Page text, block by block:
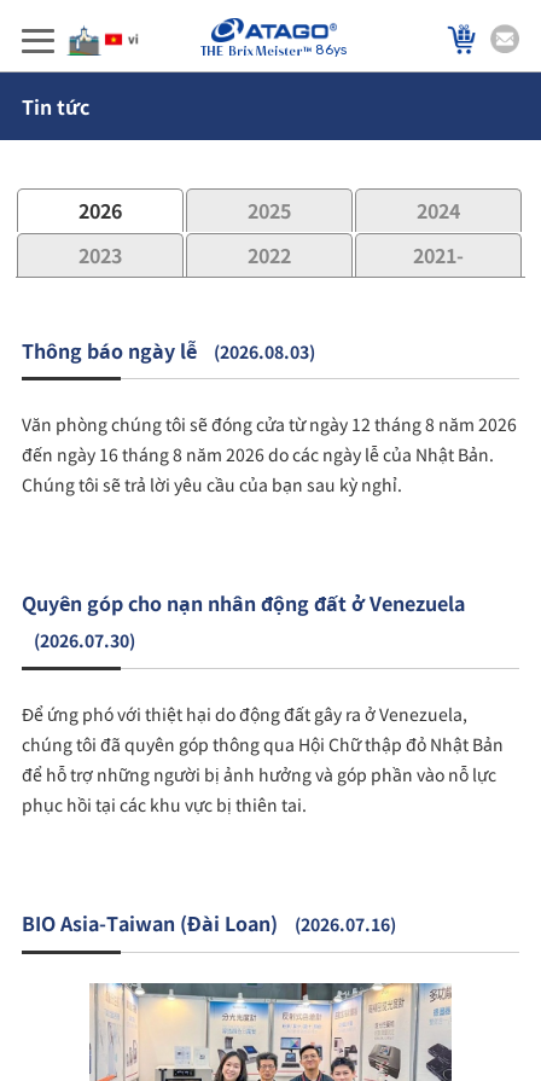
86ys
Tin tức
2026 2025
2024
2023
2022 2021-
Thông báo ngày lễ (2026.08.03)
Văn phòng chúng tôi sẽ đóng cửa từ ngày 12 tháng 8 năm 2026
đến ngày 16 tháng 8 năm 2026 do các ngày lễ của Nhật Bản.
Chúng tôi sẽ trả lời yêu cầu của bạn sau kỳ nghỉ.
Quyên góp cho nạn nhân động đất ở Venezuela
(2026.07.30)
Để ứng phó với thiệt hại do động đất gây ra ở Venezuela,
chúng tôi đã quyên góp thông qua Hội Chữ thập đỏ Nhật Bản
để hỗ trợ những người bị ảnh hưởng và góp phần vào nỗ lực
phục hồi tại các khu vực bị thiên tai.
BIO Asia-Taiwan (Đài Loan) (2026.07.16)